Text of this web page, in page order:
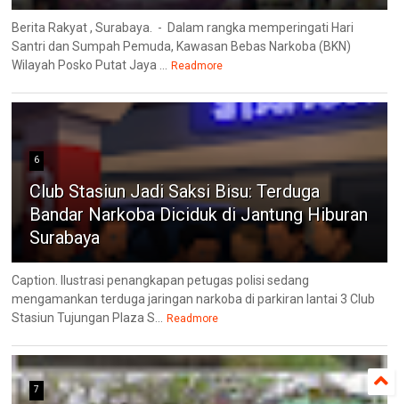
Berita Rakyat , Surabaya. - Dalam rangka memperingati Hari
Santri dan Sumpah Pemuda, Kawasan Bebas Narkoba (BKN)
Wilayah Posko Putat Jaya ...
Readmore
6
Club Stasiun Jadi Saksi Bisu: Terduga
Bandar Narkoba Diciduk di Jantung Hiburan
Surabaya
Caption. Ilustrasi penangkapan petugas polisi sedang
mengamankan terduga jaringan narkoba di parkiran lantai 3 Club
Stasiun Tujungan Plaza S...
Readmore
7